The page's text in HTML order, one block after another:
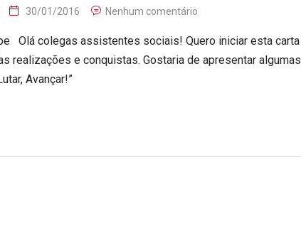
30/01/2016 Nenhum comentário
Olá colegas assistentes sociais! Quero iniciar esta carta
realizações e conquistas. Gostaria de apresentar algumas
Avançar!”